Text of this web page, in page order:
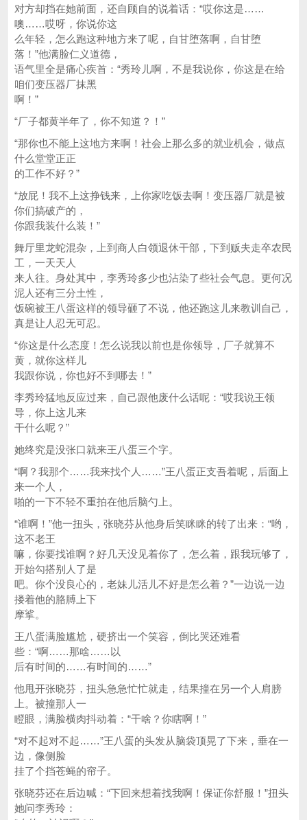
对方却挡在她前面，还自顾自的说着话：“哎你这是……
噢……哎呀，你说你这
么年轻，怎么跑这种地方来了呢，自甘堕落啊，自甘堕
落！”他满脸仁义道德，
语气里全是痛心疾首：“秀玲儿啊，不是我说你，你这是在给
咱们变压器厂抹黑
啊！”
“厂子都黄半年了，你不知道？！”
“那你也不能上这地方来啊！社会上那么多的就业机会，做点
什么堂堂正正
的工作不好？”
“放屁！我不上这挣钱来，上你家吃饭去啊！变压器厂就是被
你们搞破产的，
你跟我装什么装！”
舞厅里龙蛇混杂，上到商人白领退休干部，下到贩夫走卒农民
工，一天天人
来人往。身处其中，李秀玲多少也沾染了些社会气息。更何况
泥人还有三分土性，
饭碗被王八蛋这样的领导砸了不说，他还跑这儿来教训自己，
真是让人忍无可忍。
“你这是什么态度！怎么说我以前也是你领导，厂子就算不
黄，就你这样儿
我跟你说，你也好不到哪去！”
李秀玲猛地反应过来，自己跟他废什么话呢：“哎我说王领
导，你上这儿来
干什么呢？”
她终究是没张口就来王八蛋三个字。
“啊？我那个……我来找个人……”王八蛋正支吾着呢，后面上
来一个人，
啪的一下不轻不重拍在他后脑勺上。
“谁啊！”他一扭头，张晓芬从他身后笑眯眯的转了出来：“哟，
这不老王
嘛，你要找谁啊？好几天没见着你了，怎么着，跟我玩够了，
开始勾搭别人了是
吧。你个没良心的，老妹儿活儿不好是怎么着？”一边说一边
搂着他的胳膊上下
摩挲。
王八蛋满脸尴尬，硬挤出一个笑容，倒比哭还难看
些：“啊……那啥……以
后有时间的……有时间的……”
他甩开张晓芬，扭头急急忙忙就走，结果撞在另一个人肩膀
上。被撞那人一
瞪眼，满脸横肉抖动着：“干啥？你瞎啊！”
“对不起对不起……”王八蛋的头发从脑袋顶晃了下来，垂在一
边，像侧脸
挂了个挡苍蝇的帘子。
张晓芬还在后边喊：“下回来想着找我啊！保证你舒服！”扭头
她问李秀玲：